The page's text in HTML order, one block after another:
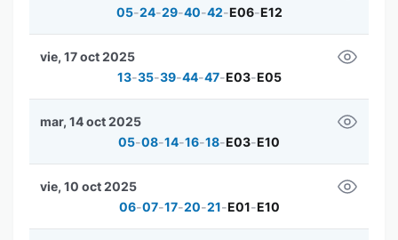
05-24-29-40-42-E06-E12
13-35-39-44-47-E03-E05
vie, 17 oct 2025
05-08-14-16-18-E03-E10
mar, 14 oct 2025
06-07-17-20-21-E01-E10
vie, 10 oct 2025